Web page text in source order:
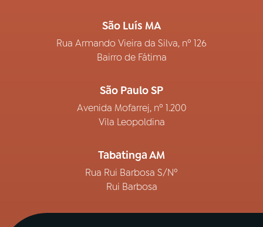
São Luís MA
Rua Armando Vieira da Silva, nº 126
Bairro de Fátima
São Paulo SP
Avenida Mofarrej, nº 1.200
Vila Leopoldina
Tabatinga AM
Rua Rui Barbosa S/Nº
Rui Barbosa